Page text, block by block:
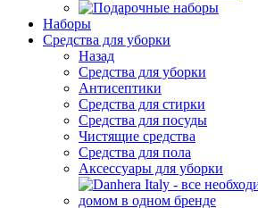
Наборы
Средства для уборки
Назад
Средства для уборки
Антисептики
Средства для стирки
Средства для посуды
Чистящие средства
Средства для пола
Аксессуары для уборки